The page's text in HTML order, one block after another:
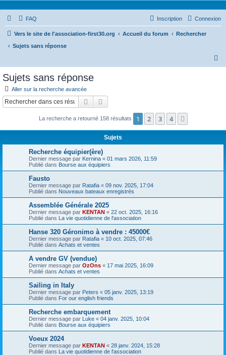
FAQ Connexion
Inscription
Vers le site de l'association-first30.org Accueil du forum
Rechercher
Sujets sans réponse
c
Sujets sans réponse
Aller sur la recherche avancée
Rechercher
La recherche a retourné 158 résultats 1 2 3 4
Sujets
Recherche équipier(ère)
Dernier message par Kernina « 01 mars 2026, 11:59
Publié dans Bourse aux équipiers
Fausto
Dernier message par Ratafia « 09 nov. 2025, 17:04
Publié dans Nouveaux bateaux enregistrés
Assemblée Générale 2025
Dernier message par KENTAN « 22 oct. 2025, 16:16
Publié dans La vie quotidienne de l'association
Hanse 320 Géronimo à vendre : 45000€
Dernier message par Ratafia « 10 oct. 2025, 07:46
Publié dans Achats et ventes
A vendre GV (vendue)
Dernier message par OzOns « 17 mai 2025, 16:09
Publié dans Achats et ventes
Sailing in Italy
Dernier message par Peters « 05 janv. 2025, 13:19
Publié dans For our english friends
Recherche embarquement
Dernier message par Luke « 04 janv. 2025, 10:04
Publié dans Bourse aux équipiers
Voeux 2024
Dernier message par KENTAN « 28 janv. 2024, 15:28
Publié dans La vie quotidienne de l'association